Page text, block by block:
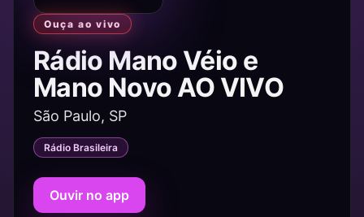
Ouça ao vivo
Rádio Mano Véio e
Mano Novo AO VIVO
São Paulo, SP
Rádio Brasileira
Ouvir no app